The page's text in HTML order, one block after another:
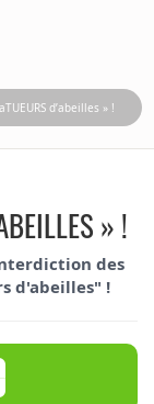
d’abeilles » !
» !
des
d'abeilles" !